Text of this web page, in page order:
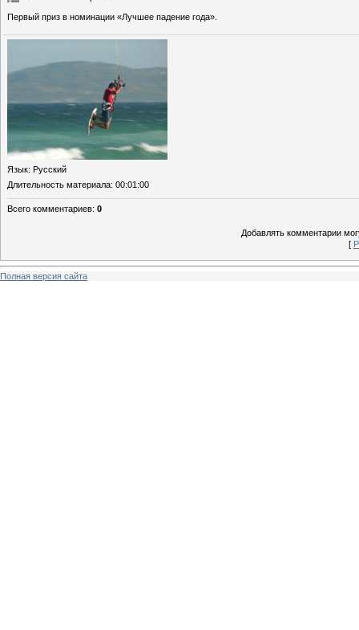
Первый приз в номинации «Лучшее падение года».
Язык: Русский
Длительность материала: 00:01:00
Всего комментариев: 0
Добавлять комментарии
[
Полная версия сайта